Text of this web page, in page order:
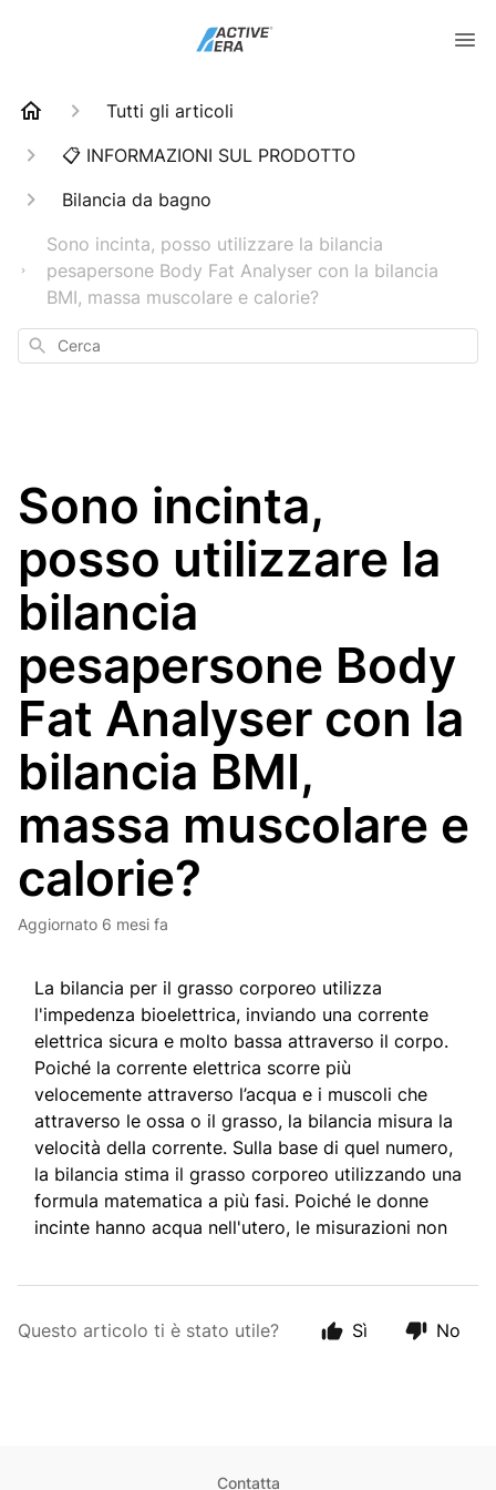
Tutti gli articoli
📋 INFORMAZIONI SUL PRODOTTO
Bilancia da bagno
Sono incinta, posso utilizzare la bilancia
pesapersone Body Fat Analyser con la bilancia
BMI, massa muscolare e calorie?
Cerca
Sono incinta,
posso utilizzare la
bilancia
pesapersone Body
Fat Analyser con la
bilancia BMI,
massa muscolare e
calorie?
Aggiornato 6 mesi fa
La bilancia per il grasso corporeo utilizza
l'impedenza bioelettrica, inviando una corrente
elettrica sicura e molto bassa attraverso il corpo.
Poiché la corrente elettrica scorre più
velocemente attraverso l’acqua e i muscoli che
attraverso le ossa o il grasso, la bilancia misura la
velocità della corrente. Sulla base di quel numero,
la bilancia stima il grasso corporeo utilizzando una
formula matematica a più fasi. Poiché le donne
incinte hanno acqua nell'utero, le misurazioni non
generalmente sicure per la maggior parte degli
Questo articolo ti è stato utile? Sì No
Contatta